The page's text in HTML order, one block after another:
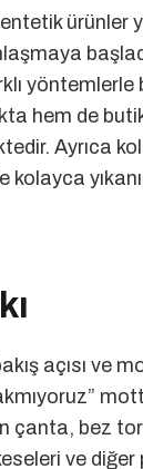
hem de
Ayrıca
açısı ve
çanta, bez
ve